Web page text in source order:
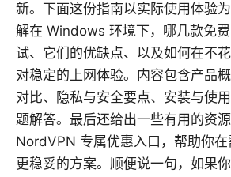
新。下面这份指南以实际使用体验
解在 Windows 环境下，哪几款免
试、它们的优缺点、以及如何在不
对稳定的上网体验。内容包含产品
对比、隐私与安全要点、安装与使
题解答。最后还给出一些有用的资
NordVPN 专属优惠入口，帮助你在
更稳妥的方案。顺便说一句，如果